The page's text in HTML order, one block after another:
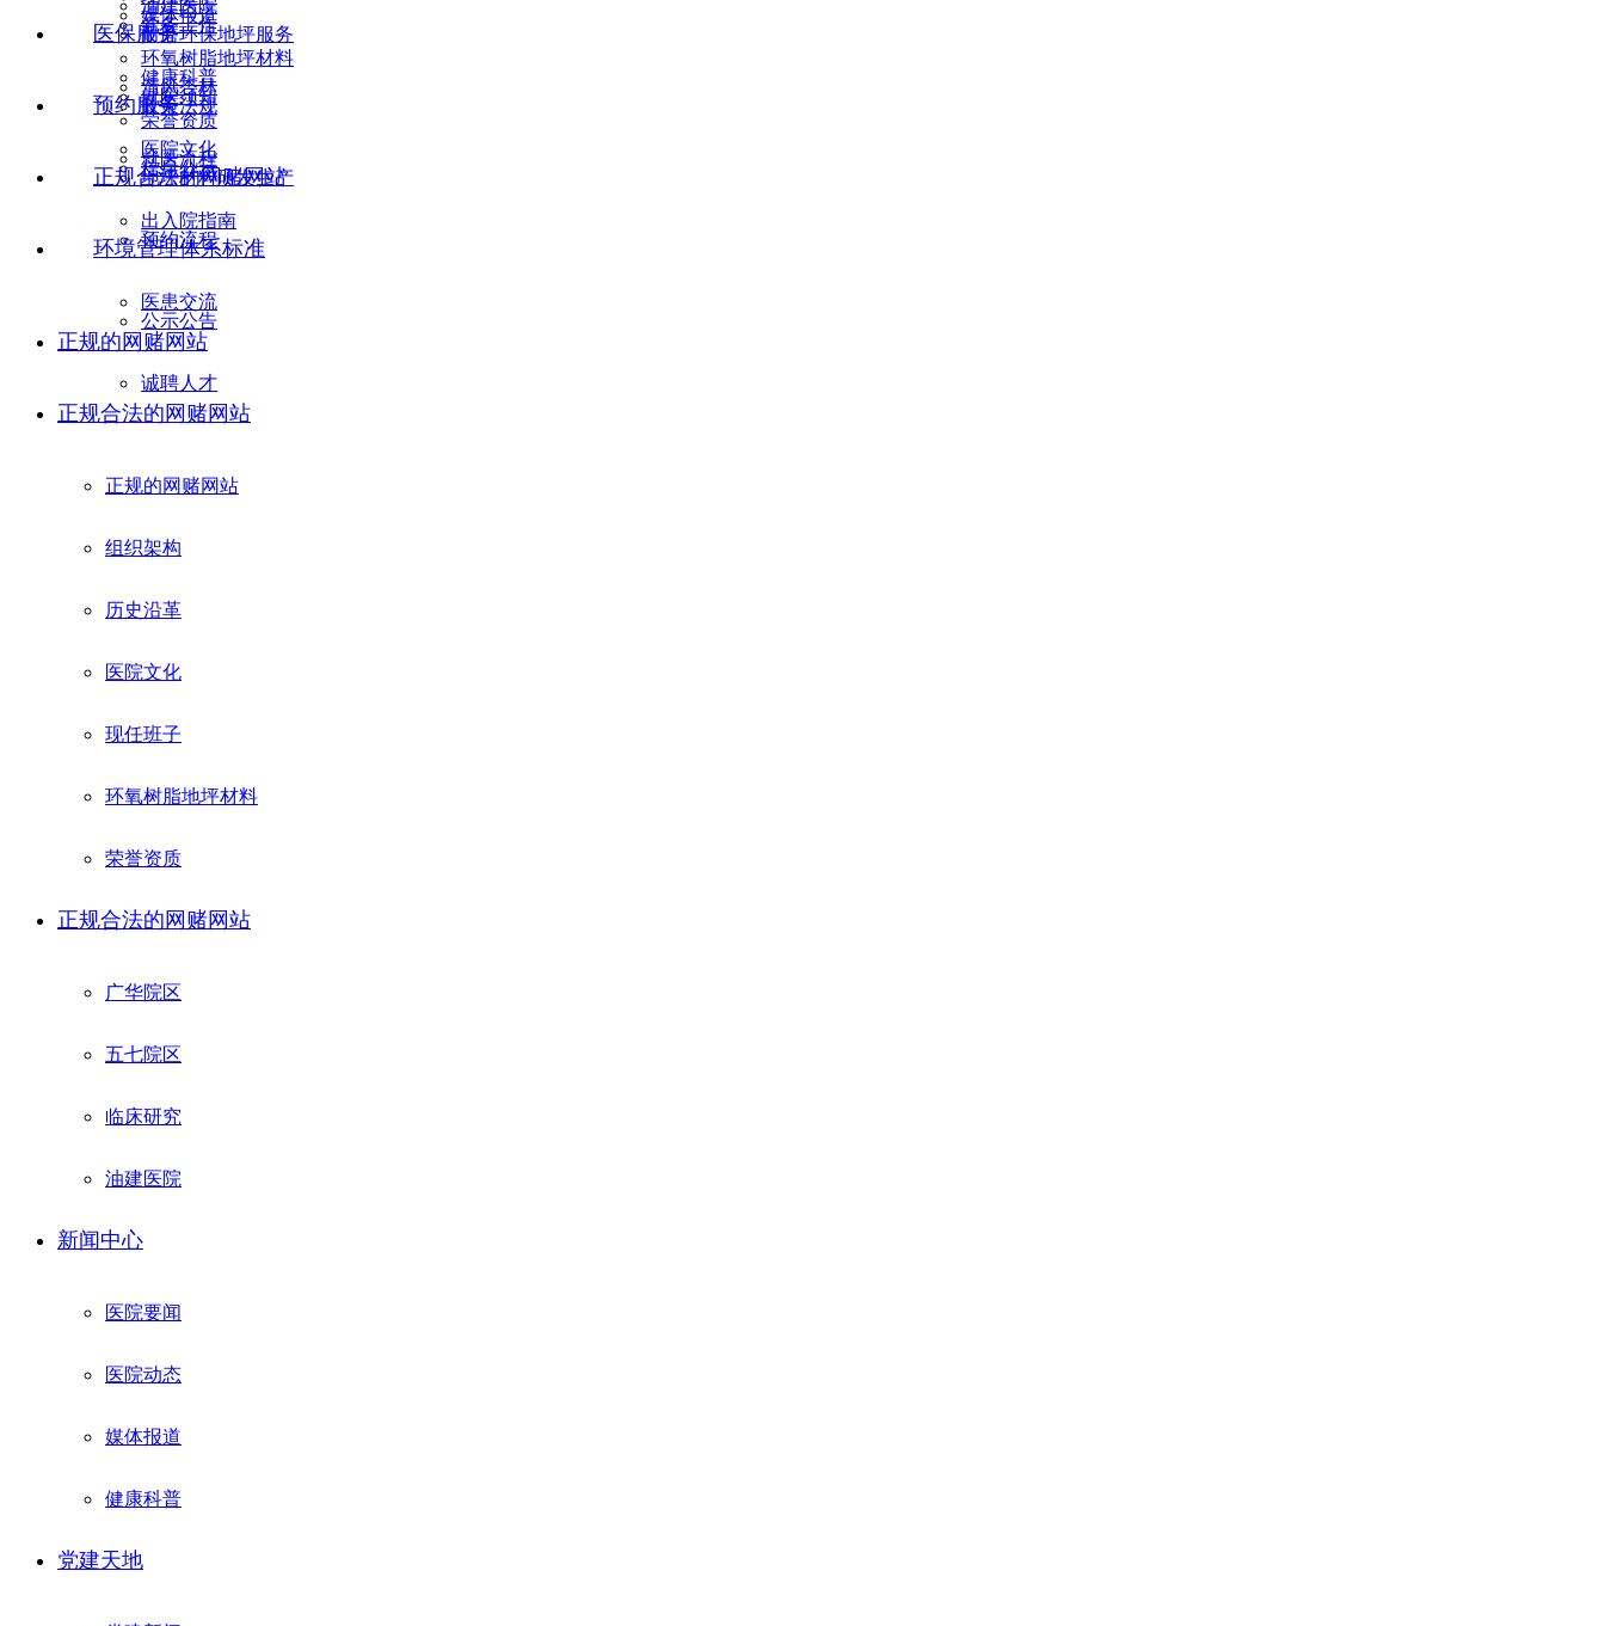
环氧树脂地坪材料
荣誉资质
油建医院
媒体报道
健康科普
党务工作
清风杏林
医院文化
耐磨环保地坪服务
就医须知
就医流程
出入院指南
医保服务
政策法规
信息公示
预约服务
地坪材料研发生产
预约流程
医患交流
正规合法的网赌网站
环境管理体系标准
公示公告
诚聘人才
正规的网赌网站
正规合法的网赌网站
正规的网赌网站
组织架构
历史沿革
医院文化
现任班子
环氧树脂地坪材料
荣誉资质
正规合法的网赌网站
广华院区
五七院区
临床研究
油建医院
新闻中心
医院要闻
医院动态
媒体报道
健康科普
党建天地